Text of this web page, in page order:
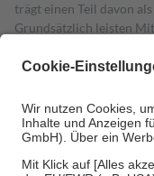
trägt einen Teil davon
Grundsätzlich leisten
Diese Regeln gelten
Um das Engagement
• Kindern und
• Untersuchungen zur
• empfohlenen